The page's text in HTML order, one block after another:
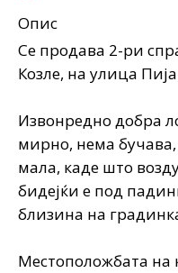
Опис
Се продава 2-ри
Козле, на улица
Извонредно добра
мирно, нема
мала, каде што
бидејќи е под
близина на
Местоположбата на